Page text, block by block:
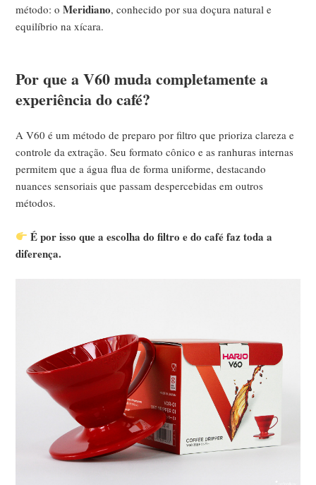
método: oMeridiano, conhecido por sua doçura natural e
equilíbrio na xícara.
Por que a V60 muda completamente a
experiência do café?
A V60 é um método de preparo por filtro que prioriza clareza e
controle da extração. Seu formato cônico e as ranhuras internas
permitem que a água flua de forma uniforme, destacando
nuances sensoriais que passam despercebidas em outros
métodos.
É por isso que a escolha do filtro e do café faz toda a
diferença.